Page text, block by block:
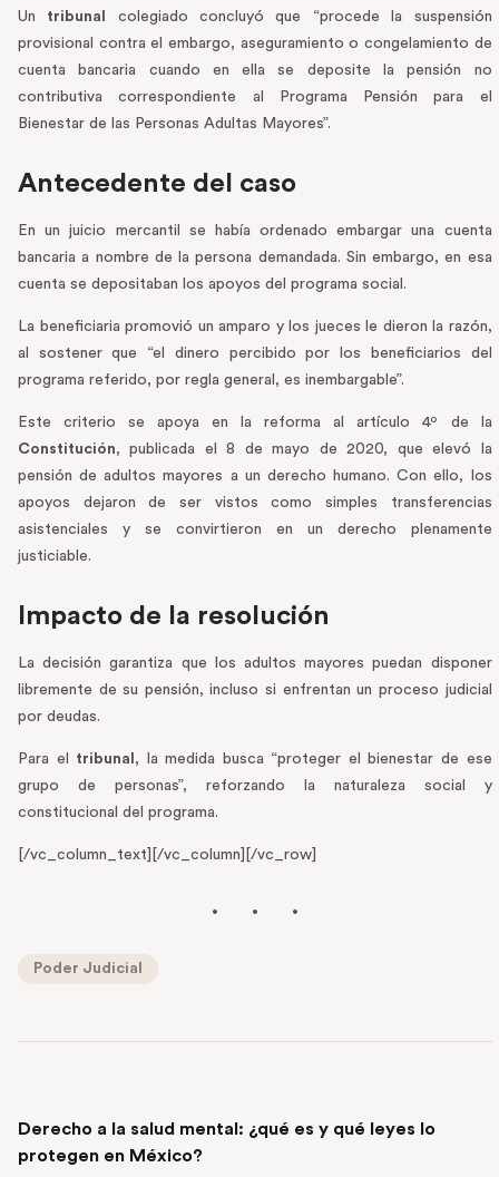
Un tribunal
colegiado concluyó que “procede la suspensión
provisional contra el embargo, aseguramiento o congelamiento de
cuenta bancaria cuando en ella se deposite la pensión no
contributiva correspondiente al Programa Pensión para el
Bienestar de las Personas Adultas Mayores”.
Antecedente del caso
En un juicio mercantil se había ordenado embargar una cuenta
bancaria a nombre de la persona demandada. Sin embargo, en esa
cuenta se depositaban los apoyos del programa social.
La beneficiaria promovió un amparo y los jueces le dieron la razón,
al sostener que “el dinero percibido por los beneficiarios del
programa referido, por regla general, es inembargable”.
Este criterio se apoya en la reforma al artículo 4º de la
Constitución, publicada el 8 de mayo de 2020, que elevó la
pensión de adultos mayores a un derecho humano. Con ello, los
apoyos dejaron de ser vistos como simples transferencias
asistenciales y se convirtieron en un derecho plenamente
justiciable.
Impacto de la resolución
La decisión garantiza que los adultos mayores puedan disponer
libremente de su pensión, incluso si enfrentan un proceso judicial
por deudas.
Para el tribunal , la medida busca “proteger el bienestar de ese
grupo de personas”, reforzando la naturaleza social y
constitucional del programa.
[/vc_column_text][/vc_column][/vc_row]
Poder Judicial
Derecho a la salud mental: ¿qué es y qué leyes lo
protegen en México?